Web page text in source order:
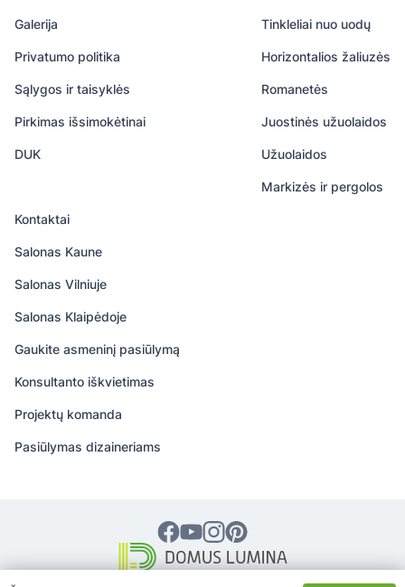
Galerija
Privatumo politika
Sąlygos ir taisyklės
Pirkimas išsimokėtinai
DUK
Tinkleliai nuo uodų
Horizontalios žaliuzės
Romanetės
Juostinės užuolaidos
Užuolaidos
Markizės ir pergolos
Kontaktai
Salonas Kaune
Salonas Vilniuje
Salonas Klaipėdoje
Gaukite asmeninį pasiūlymą
Konsultanto iškvietimas
Projektų komanda
Pasiūlymas dizaineriams
© 2026 DOMUS LUMINA – Visos teisės